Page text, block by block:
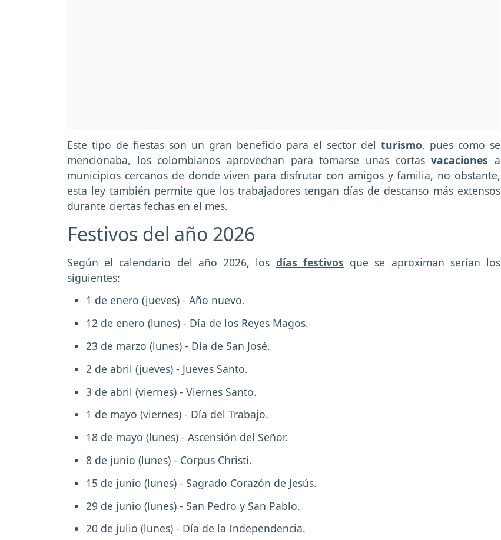
Este tipo de fiestas son un gran beneficio para el sector delturismo, pues como se
mencionaba, los colombianos aprovechan para tomarse unas cortasvacacionesa
municipios cercanos de donde viven para disfrutar con amigos y familia, no obstante,
esta ley también permite que los trabajadores tengan días de descanso más extensos
durante ciertas fechas en el mes.
Festivos del año 2026
Según el calendario del año 2026, los días festivos que se aproximan serían los
siguientes:
1 de enero (jueves) - Año nuevo.
12 de enero (lunes) - Día de los Reyes Magos.
23 de marzo (lunes) - Día de San José.
2 de abril (jueves) - Jueves Santo.
3 de abril (viernes) - Viernes Santo.
1 de mayo (viernes) - Día del Trabajo.
18 de mayo (lunes) - Ascensión del Señor.
8 de junio (lunes) - Corpus Christi.
15 de junio (lunes) - Sagrado Corazón de Jesús.
29 de junio (lunes) - San Pedro y San Pablo.
20 de julio (lunes) - Día de la Independencia.